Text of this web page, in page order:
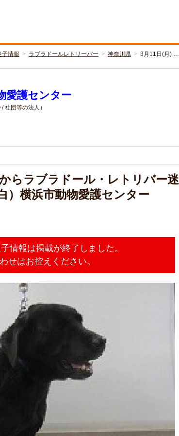
子情報 ラブラドールレトリーバー 神奈川県 3月11日(月) …
愛護センター
社団等の法人）
らラブラドール・レトリバー迷
）横浜市動物愛護センター
情報は掲載が終了しました。
せはお控えください。